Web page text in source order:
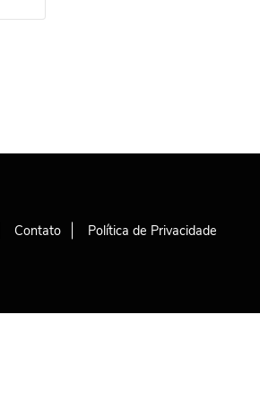
Contato Política de Privacidade